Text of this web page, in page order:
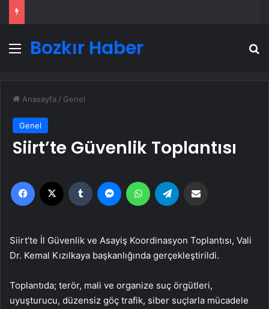
Menü
Bozkır Haber
Anasayfa / Genel
Genel
Siirt’te Güvenlik Toplantısı
Facebook Tumblr MessengerWhatsApp
Siirt’te İl Güvenlik ve Asayiş Koordinasyon Toplantısı, Vali
Dr. Kemal Kızılkaya başkanlığında gerçekleştirildi.
Toplantıda; terör, mali ve organize suç örgütleri,
uyuşturucu, düzensiz göç trafik, siber suçlarla mücadele